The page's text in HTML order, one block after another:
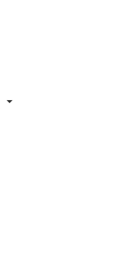
